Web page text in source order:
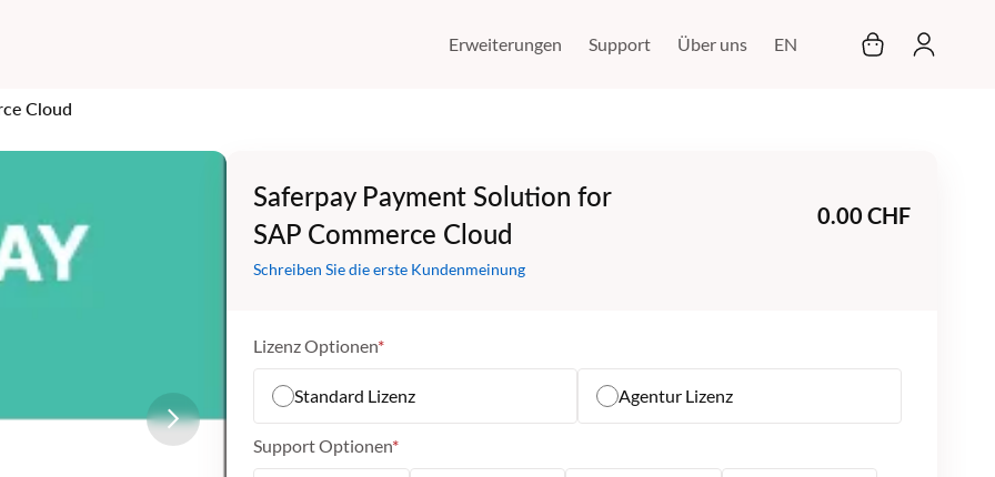
Mein
EN
Erweiterungen Support Über uns
Cloud
Saferpay Payment Solution for
SAP Commerce Cloud
0.00 CHF
Schreiben Sie die erste Kundenmeinung
Lizenz Optionen
Standard Lizenz Agentur Lizenz
Support Optionen